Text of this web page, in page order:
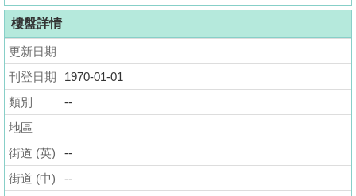
業
主
放
盤
宅
谷
按
揭
樓盤詳情
更新日期
刊登日期
1970-01-01
類別
--
地區
街道 (英)
--
街道 (中)
--